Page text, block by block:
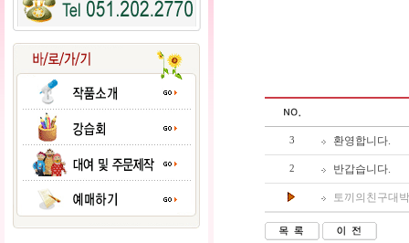
3 환영합니다.
2 반갑습니다.
토끼의친구대박